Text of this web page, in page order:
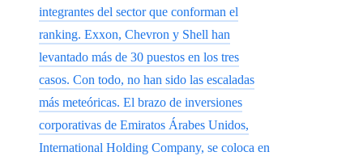
integrantes del sector que conforman el
ranking. Exxon, Chevron y Shell han
levantado más de 30 puestos en los tres
casos. Con todo, no han sido las escaladas
más meteóricas. El brazo de inversiones
corporativas de Emiratos Árabes Unidos,
International Holding Company, se coloca en